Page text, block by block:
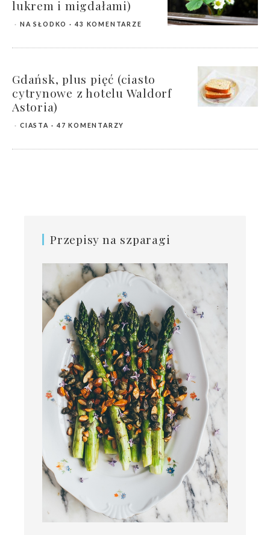
lukrem i migdałami)
NA SŁODKO 43 KOMENTARZE
Gdańsk, plus pięć (ciasto
cytrynowe z hotelu Waldorf
Astoria)
CIASTA 47 KOMENTARZY
Przepisy na szparagi